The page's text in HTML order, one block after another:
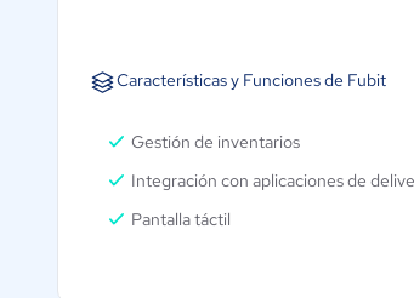
Características y Funciones de Fubit
Gestión de inventarios
Integración con aplicaciones de
Pantalla táctil